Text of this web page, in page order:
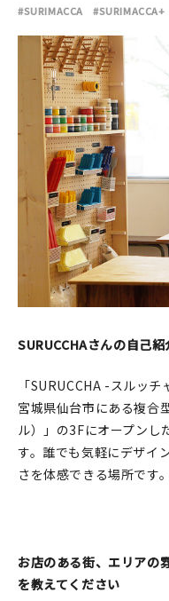
イベント
印刷見本
シルクスクリーン
無地素材
紙
本
文房具
雑貨
はんこ
JAMグッズ
在庫限り
#SURIMACCA #SURIMACCA+
SURUCCHAさんの自己
「SURUCCHA -スルッ
宮城県仙台市にある複合
ル）」の3Fにオープンし
す。誰でも気軽にデザイ
さを体感できる場所です。
お店のある街、エリアの
を教えてください